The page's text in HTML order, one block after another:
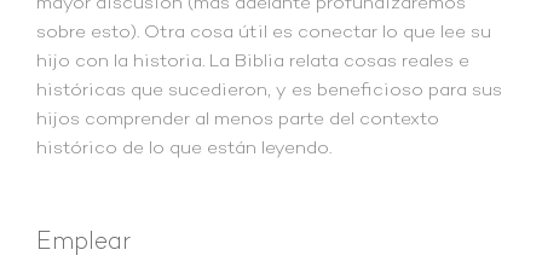
sobre esto). Otra cosa útil es conectar lo que lee su
hijo con la historia. La Biblia relata cosas reales e
históricas que sucedieron, y es beneficioso para sus
hijos comprender al menos parte del contexto
histórico de lo que están leyendo.
Emplear